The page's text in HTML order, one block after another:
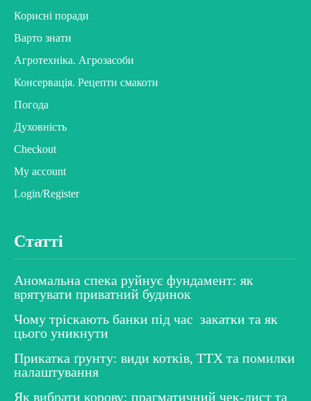
Корисні поради
Варто знати
Агротехніка. Агрозасоби
Консервація. Рецепти смакоти
Погода
Духовність
Checkout
My account
Login/Register
Статті
Аномальна спека руйнує фундамент: як
врятувати приватний будинок
Чому тріскають банки під час закатки та як
цього уникнути
Прикатка ґрунту: види котків, ТТХ та помилки
налаштування
Як вибрати корову: прагматичний чек-лист та